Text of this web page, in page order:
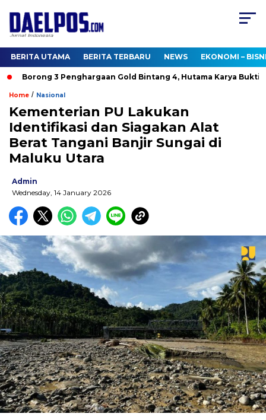
BERITA UTAMA BERITA TERBARU NEWS EKONOMI –
Borong 3 Penghargaan Gold Bintang 4, Hutama Karya Buktikan
Home / Nasional
Kementerian PU Lakukan
Identifikasi dan Siagakan Alat
Berat Tangani Banjir Sungai di
Maluku Utara
Admin
Wednesday, 14 January 2026